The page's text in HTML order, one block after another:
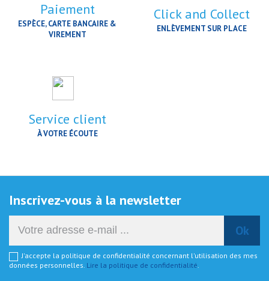
Paiement
ESPÈCE, CARTE BANCAIRE &
VIREMENT
Click and Collect
ENLÈVEMENT SUR PLACE
Service client
À VOTRE ÉCOUTE
Inscrivez-vous à la newsletter
J'accepte la politique de confidentialité concernant l'utilisation des mes
données personnelles. Lire la politique de confidentialité